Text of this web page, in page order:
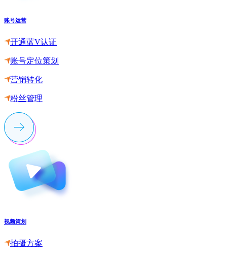
账号运营
开通蓝V认证
账号定位策划
营销转化
粉丝管理
视频策划
拍摄方案